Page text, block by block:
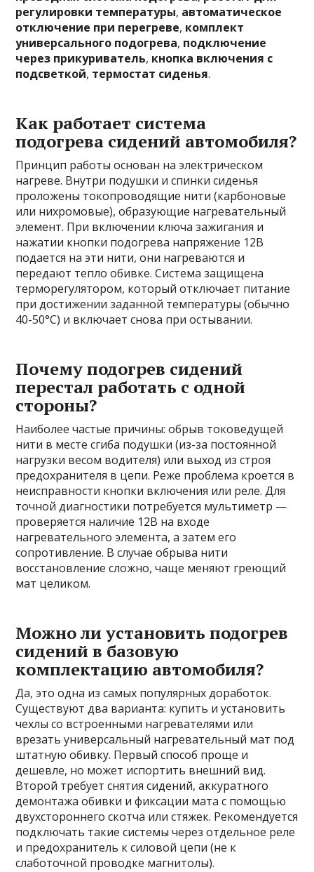
регулировки температуры, автоматическое
отключение при перегреве, комплект
универсального подогрева, подключение
через прикуриватель, кнопка включения с
подсветкой, термостат сиденья.
Как работает система
подогрева сидений автомобиля?
Принцип работы основан на электрическом
нагреве. Внутри подушки и спинки сиденья
проложены токопроводящие нити (карбоновые
или нихромовые), образующие нагревательный
элемент. При включении ключа зажигания и
нажатии кнопки подогрева напряжение 12В
подается на эти нити, они нагреваются и
передают тепло обивке. Система защищена
терморегулятором, который отключает питание
при достижении заданной температуры (обычно
40-50°C) и включает снова при остывании.
Почему подогрев сидений
перестал работать с одной
стороны?
Наиболее частые причины: обрыв токоведущей
нити в месте сгиба подушки (из-за постоянной
нагрузки весом водителя) или выход из строя
предохранителя в цепи. Реже проблема кроется в
неисправности кнопки включения или реле. Для
точной диагностики потребуется мультиметр —
проверяется наличие 12В на входе
нагревательного элемента, а затем его
сопротивление. В случае обрыва нити
восстановление сложно, чаще меняют греющий
мат целиком.
Можно ли установить подогрев
сидений в базовую
комплектацию автомобиля?
Да, это одна из самых популярных доработок.
Существуют два варианта: купить и установить
чехлы со встроенными нагревателями или
врезать универсальный нагревательный мат под
штатную обивку. Первый способ проще и
дешевле, но может испортить внешний вид.
Второй требует снятия сидений, аккуратного
демонтажа обивки и фиксации мата с помощью
двухстороннего скотча или стяжек. Рекомендуется
подключать такие системы через отдельное реле
и предохранитель к силовой цепи (не к
слаботочной проводке магнитолы).